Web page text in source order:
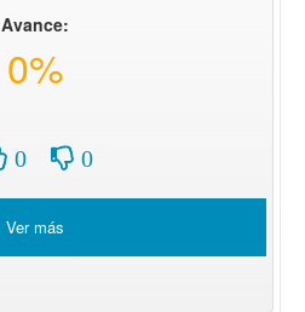
Avance:
0%
0 0
Ver más